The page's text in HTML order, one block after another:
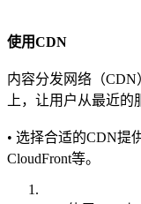
使用CDN
内容分发网络（
上，让用户从最近的
• 选择合适的CDN提
CloudFront等。